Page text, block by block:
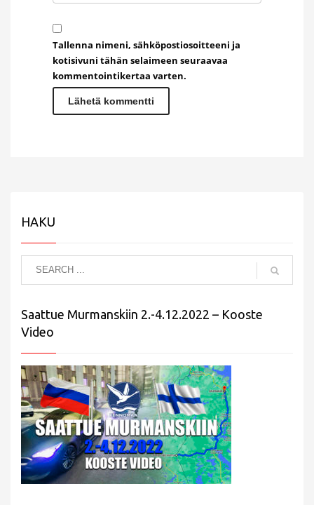
Tallenna nimeni, sähköpostiosoitteeni ja
kotisivuni tähän selaimeen seuraavaa
kommentointikertaa varten.
HAKU
Saattue Murmanskiin 2.-4.12.2022 – Kooste
Video